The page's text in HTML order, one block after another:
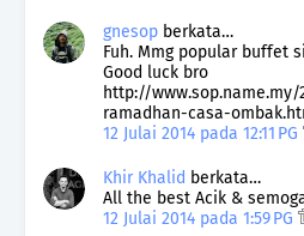
gnesop berkata…
Fuh. Mmg popular buffet
Good luck bro
http://
ramadhan-casa-
12 Julai 2014 pada 12:11 PG
Khir Khalid berkata…
All the best Acik &
12 Julai 2014 pada 1:59 PG